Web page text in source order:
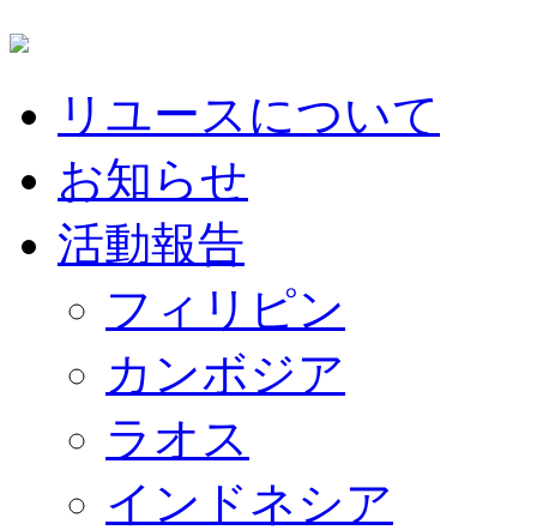
リユースについて
お知らせ
活動報告
フィリピン
カンボジア
ラオス
インドネシア